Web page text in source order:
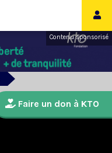
Contenu sponsorisé
Faire un don à KTO